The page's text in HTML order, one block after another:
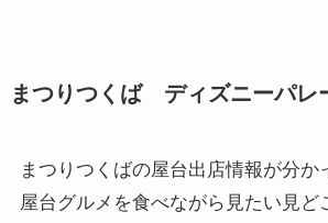
まつりつくば ディズニーパレ
まつりつくばの屋台出店情報が分か
屋台グルメを食べながら見たい見ど